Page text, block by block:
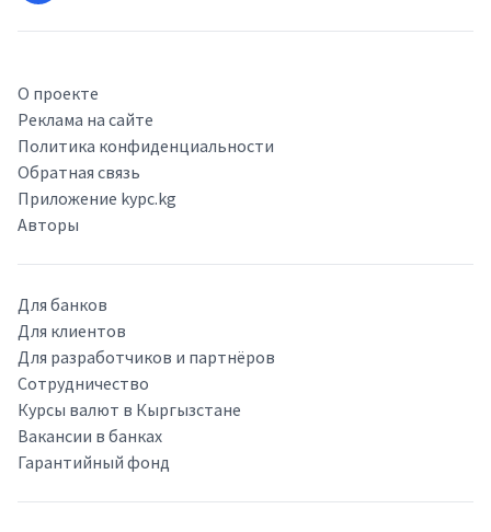
О проекте
Реклама на сайте
Политика конфиденциальности
Обратная связь
Приложение kypc.kg
Авторы
Для банков
Для клиентов
Для разработчиков и партнёров
Сотрудничество
Курсы валют в Кыргызстане
Вакансии в банках
Гарантийный фонд